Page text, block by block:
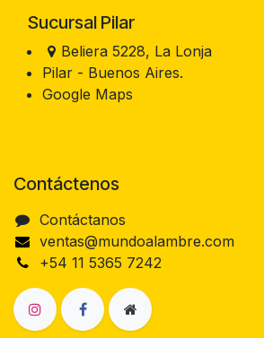
Sucursal Pilar
Beliera 5228, La Lonja
Pilar - Buenos Aires.
Google Maps
Contáctenos
Contáctanos
ventas@mundoalambre.com
+54 11 5365 7242